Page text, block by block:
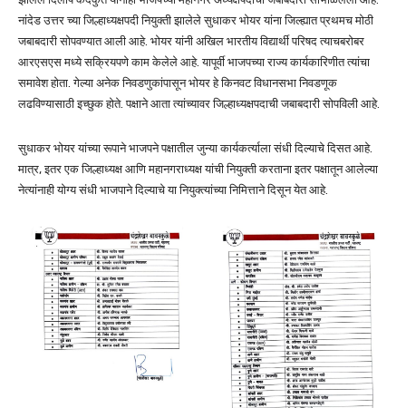
नांदेड उत्तर च्या जिल्हाध्यक्षपदी नियुक्ती झालेले सुधाकर भोयर यांना जिल्ह्यात प्रथमच मोठी
जबाबदारी सोपवण्यात आली आहे. भोयर यांनी अखिल भारतीय विद्यार्थी परिषद त्याचबरोबर
आरएसएस मध्ये सक्रियपणे काम केलेले आहे. यापूर्वी भाजपच्या राज्य कार्यकारिणीत त्यांचा
समावेश होता. गेल्या अनेक निवडणुकांपासून भोयर हे किनवट विधानसभा निवडणूक
लढविण्यासाठी इच्छुक होते. पक्षाने आता त्यांच्यावर जिल्हाध्यक्षपदाची जबाबदारी सोपविली आहे.
सुधाकर भोयर यांच्या रूपाने भाजपने पक्षातील जुन्या कार्यकर्त्याला संधी दिल्याचे दिसत आहे.
मात्र, इतर एक जिल्हाध्यक्ष आणि महानगराध्यक्ष यांची नियुक्ती करताना इतर पक्षातून आलेल्या
नेत्यांनाही योग्य संधी भाजपाने दिल्याचे या नियुक्त्यांच्या निमित्ताने दिसून येत आहे.